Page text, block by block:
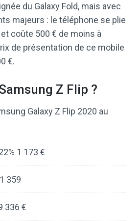
du Galaxy Fold, mais avec
majeurs : le téléphone se plie
coûte 500 € de moins à
de présentation de ce mobile
€.
Z Flip ?
Galaxy Z Flip 2020 au
1 173 €
359
336 €